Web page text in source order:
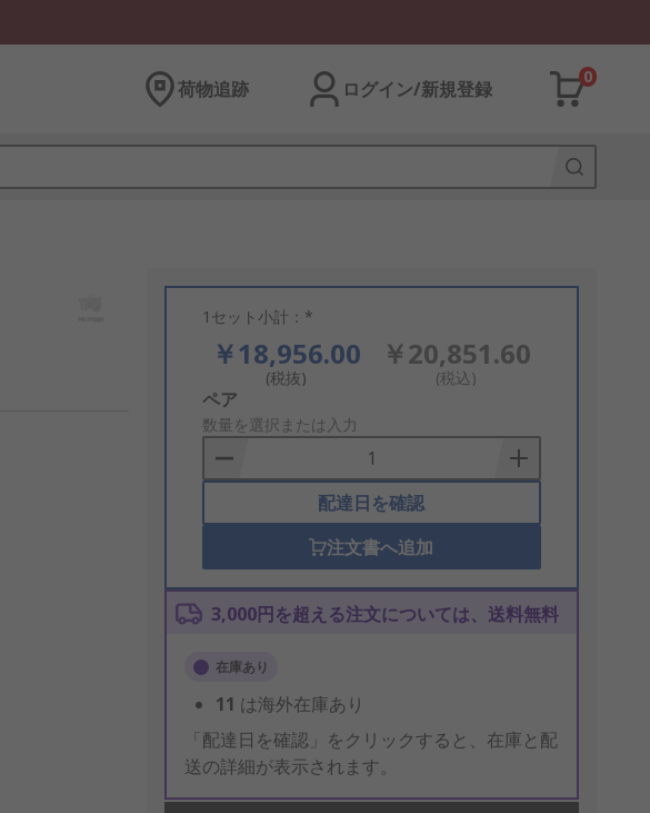
荷物追跡 ログイン/新規登録
0
1セット小計：*
￥18,956.00
(税抜)
￥20,851.60
(税込)
Add
to
Basket
ペア
数量を選択または入力
配達日を確認
注文書へ追加
3,000円を超える注文については、送料無料
在庫あり
11 は海外在庫あり
「配達日を確認」をクリックすると、在庫と配
送の詳細が表示されます。